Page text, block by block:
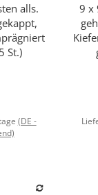
alls.
St.)
(DE -
9 x